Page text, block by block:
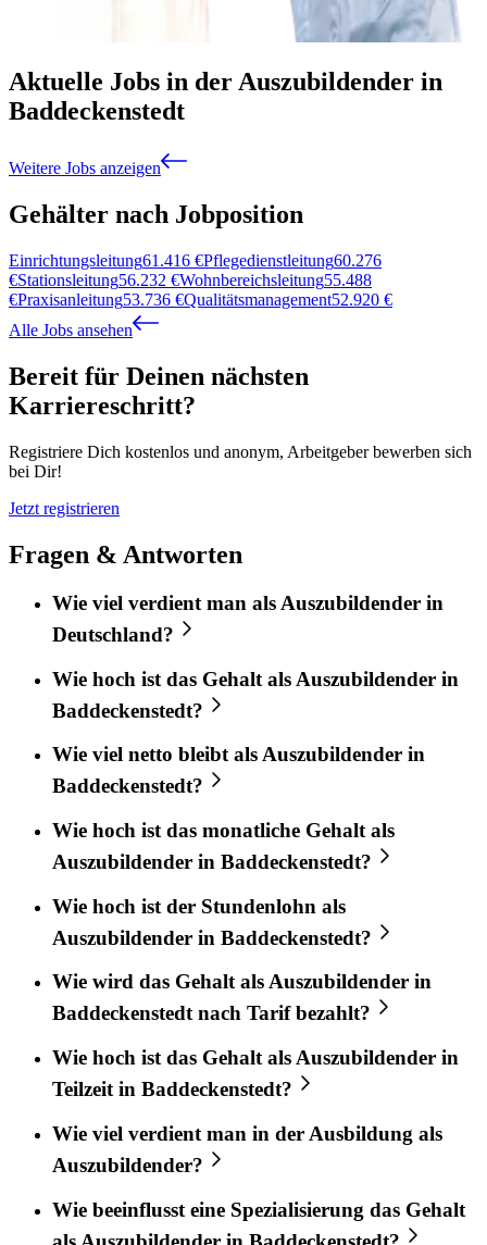
Aktuelle Jobs in der Auszubildender in
Baddeckenstedt
Weitere Jobs anzeigen
Gehälter nach Jobposition
Einrichtungsleitung61.416 €Pflegedienstleitung60.276
€Stationsleitung56.232 €Wohnbereichsleitung55.488
€Praxisanleitung53.736 €Qualitätsmanagement52.920 €
Alle Jobs ansehen
Bereit für Deinen nächsten
Karriereschritt?
Registriere Dich kostenlos und anonym, Arbeitgeber bewerben sich
bei Dir!
Jetzt registrieren
Fragen & Antworten
Wie viel verdient man als Auszubildender in
Deutschland?
Wie hoch ist das Gehalt als Auszubildender in
Baddeckenstedt?
Wie viel netto bleibt als Auszubildender in
Baddeckenstedt?
Wie hoch ist das monatliche Gehalt als
Auszubildender in Baddeckenstedt?
Wie hoch ist der Stundenlohn als
Auszubildender in Baddeckenstedt?
Wie wird das Gehalt als Auszubildender in
Baddeckenstedt nach Tarif bezahlt?
Wie hoch ist das Gehalt als Auszubildender in
Teilzeit in Baddeckenstedt?
Wie viel verdient man in der Ausbildung als
Auszubildender?
Wie beeinflusst eine Spezialisierung das Gehalt